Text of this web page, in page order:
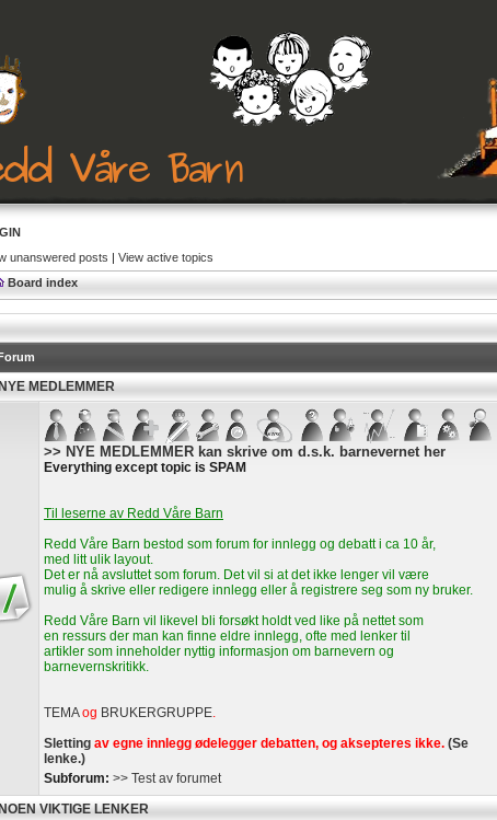
unanswered posts | View active topics
Board index
NYE MEDLEMMER
>> NYE MEDLEMMER kan skrive om d.s.k. barnevernet her
Everything except topic is SPAM
Til leserne av Redd Våre Barn
Redd Våre Barn bestod som forum for innlegg og debatt i ca 10 år,
med litt ulik layout.
Det er nå avsluttet som forum. Det vil si at det ikke lenger vil være
mulig å skrive eller redigere innlegg eller å registrere seg som ny bruker.
Redd Våre Barn vil likevel bli forsøkt holdt ved like på nettet som
en ressurs der man kan finne eldre innlegg, ofte med lenker til
artikler som inneholder nyttig informasjon om barnevern og
barnevernskritikk.
TEMAog BRUKERGRUPPE.
Sletting av egne innlegg ødelegger debatten, og aksepteres ikke. (Se
lenke.)
Subforum: >> Test av forumet
NOEN VIKTIGE LENKER